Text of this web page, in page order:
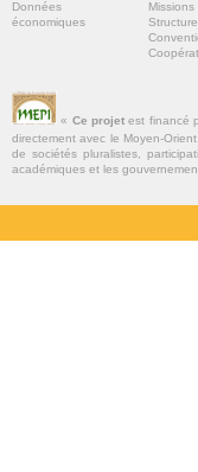
Données
économiques
Missions
Structure
« Ce projetest financé
directement avec le Moyen-
de sociétés pluralistes,
académiques et les